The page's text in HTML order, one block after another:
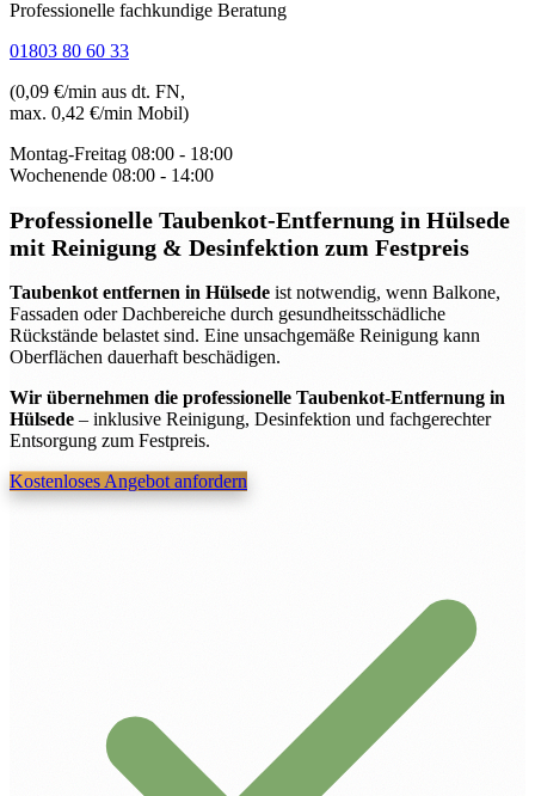
Professionelle fachkundige Beratung
01803 80 60 33
(0,09 €/min aus dt. FN,
max. 0,42 €/min Mobil)
Montag-Freitag 08:00 - 18:00
Wochenende 08:00 - 14:00
Professionelle Taubenkot-Entfernung in Hülsede
mit Reinigung & Desinfektion zum Festpreis
Taubenkot entfernen in Hülsede ist notwendig, wenn Balkone,
Fassaden oder Dachbereiche durch gesundheitsschädliche
Rückstände belastet sind. Eine unsachgemäße Reinigung kann
Oberflächen dauerhaft beschädigen.
Wir übernehmen die professionelle Taubenkot-Entfernung in
Hülsede– inklusive Reinigung, Desinfektion und fachgerechter
Entsorgung zum Festpreis.
Kostenloses Angebot anfordern